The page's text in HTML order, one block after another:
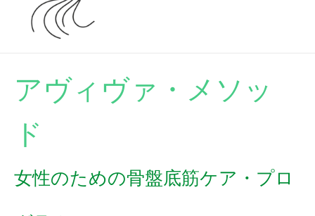
アヴィヴァ・メソッ
ド
女性のための骨盤底筋ケア・プロ